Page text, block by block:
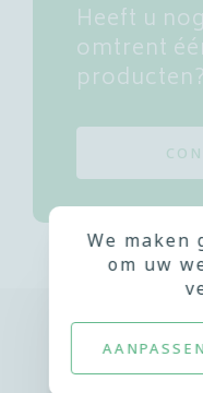
Heeft u
omtrent
producten?
We maken
om uw
AANPASSEN